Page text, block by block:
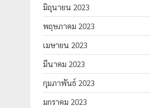
มิถุนายน 2023
พฤษภาคม 2023
เมษายน 2023
มีนาคม 2023
กุมภาพันธ์ 2023
มกราคม 2023